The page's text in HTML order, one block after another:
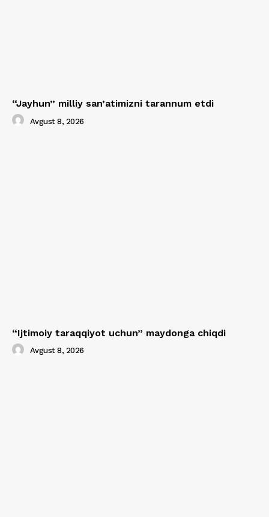
“Jayhun” milliy san’atimizni tarannum etdi
Avgust 8, 2026
“Ijtimoiy taraqqiyot uchun” maydonga chiqdi
Avgust 8, 2026